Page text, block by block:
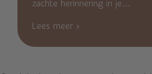
zachte herinnering in je...
Lees meer ›